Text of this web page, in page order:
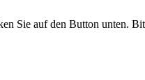
Sie auf den Button unten.